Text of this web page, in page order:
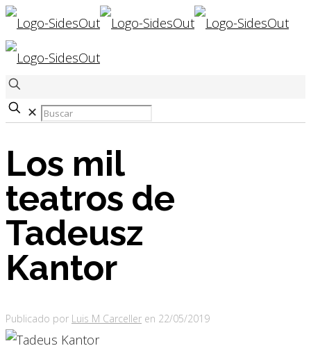
✕
Los mil
teatros de
Tadeusz
Kantor
Publicado por Luis M Carceller en 22/05/2019